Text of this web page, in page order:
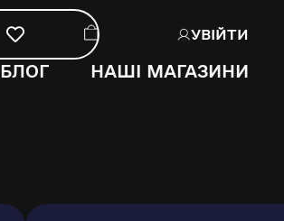
УВІЙТИ
БЛОГ НАШІ МАГАЗИНИ